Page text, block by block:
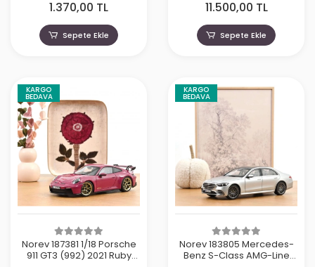
1.370,00 TL
Sepete Ekle
11.500,00 TL
Sepete Ekle
KARGO
BEDAVA
Norev 187381 1/18 Porsche
911 GT3 (992) 2021 Ruby
KARGO
BEDAVA
Norev 183805 Mercedes-
Benz S-Class AMG-Line